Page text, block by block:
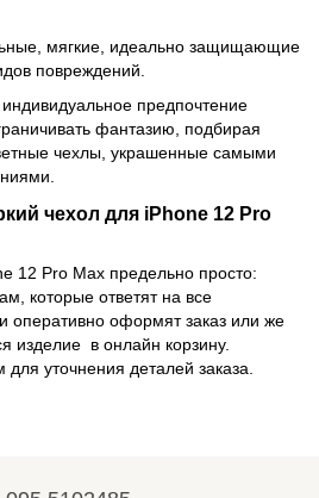
мягкие, идеально защищающие
повреждений.
предпочтение
фантазию, подбирая
чехлы, украшенные самыми
чехол для iPhone 12 Pro
12 Pro Max предельно просто:
которые ответят на все
оперативно оформят заказ или же
изделие в онлайн корзину.
уточнения деталей заказа.